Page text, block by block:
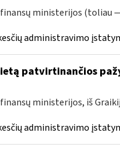
ministerijos (toliau
administravimo
patvirtinančios
ministerijos, iš
administravimo